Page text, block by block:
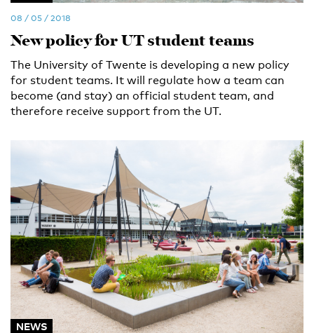
08 / 05 / 2018
New policy for UT student teams
The University of Twente is developing a new policy
for student teams. It will regulate how a team can
become (and stay) an official student team, and
therefore receive support from the UT.
NEWS